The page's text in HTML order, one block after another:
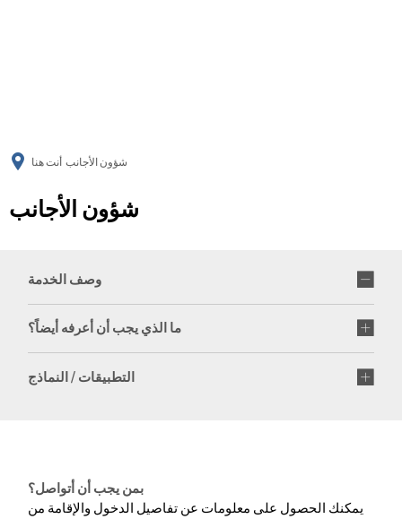
أنت هنا شؤون الأجانب
شؤون الأجانب
وصف الخدمة
ما الذي يجب أن أعرفه أيضاً؟
التطبيقات / النماذج
بمن يجب أن أتواصل؟
يمكنك الحصول على معلومات عن تفاصيل الدخول والإقامة من